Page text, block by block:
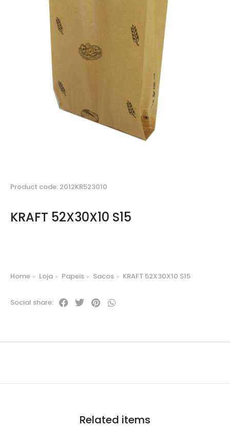
Product code: 2012KR523010
KRAFT 52X30X10 S15
You are here:
Home Loja Papeis Sacos KRAFT 52X30X10 S15
Social share:
Related items